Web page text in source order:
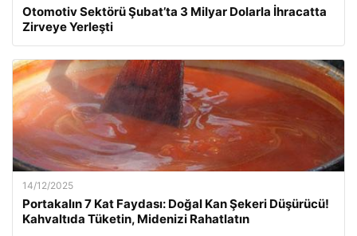
Otomotiv Sektörü Şubat’ta 3 Milyar Dolarla İhracatta
Zirveye Yerleşti
14/12/2025
Portakalın 7 Kat Faydası: Doğal Kan Şekeri Düşürücü!
Kahvaltıda Tüketin, Midenizi Rahatlatın